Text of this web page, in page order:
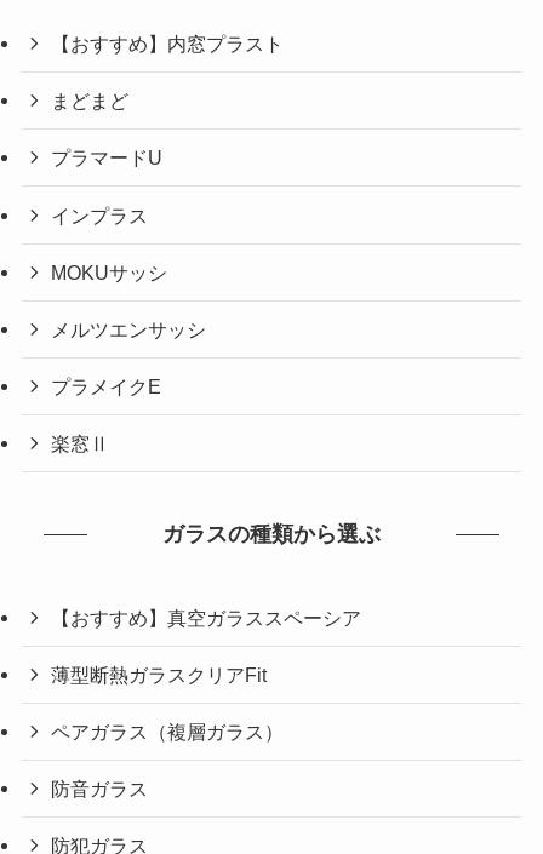
【おすすめ】内窓プラスト
まどまど
プラマードU
インプラス
MOKUサッシ
メルツエンサッシ
プラメイクE
楽窓Ⅱ
ガラスの種類から選ぶ
【おすすめ】真空ガラススペーシア
薄型断熱ガラスクリアFit
ペアガラス（複層ガラス）
防音ガラス
防犯ガラス